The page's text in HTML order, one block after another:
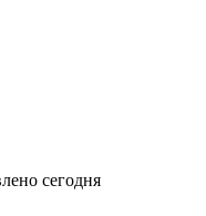
сегодня